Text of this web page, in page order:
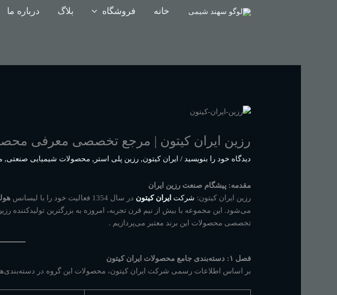
خانه فروشگاه بلاگ درباره ما
رزین ایران کیتون | مرجع تخصصی معرفی
دیدگاه‌ خود را بنویسید / ایران کیتون,رزین پلی استر , محصولات شیمیایی صنعتی,
مقدمه: پیشگام صنعت رزین ایران
رزین ایران کیتون: شرکت ایران کیتون در سال 1354 فعالیت خود را با لیسانس
می‌شود. این مجموعه با بیش از نیم قرن تجربه، امروزه به بزرگترین تولیدکننده
تخصصی محصولات این برند معتبر می‌پردازیم .
فصل ۱: دسته‌بندی جامع محصولات ایران کیتون
بر اساس اطلاعات رسمی شرکت ایران کیتون، محصولات این گروه در